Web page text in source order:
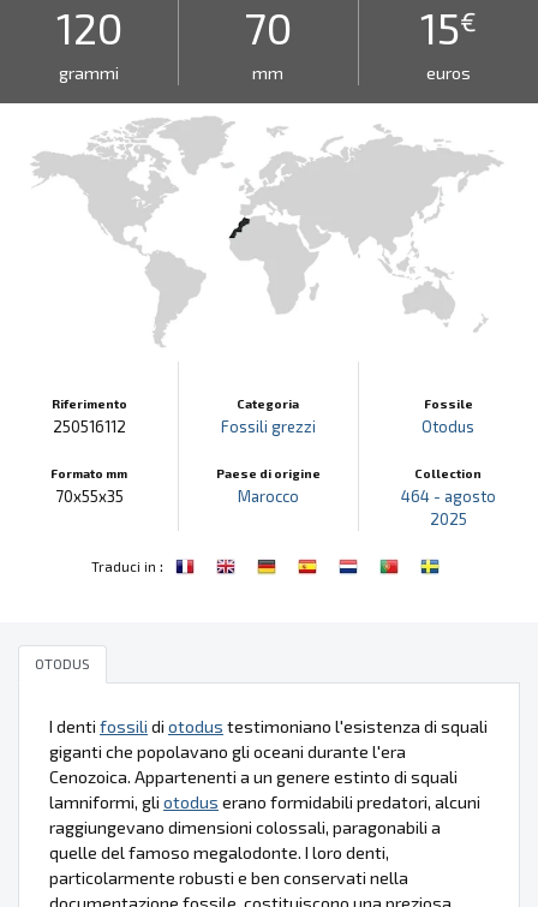
120
grammi
70
mm
15€
euros
Riferimento
250516112
Formato mm
70x55x35
Categoria
Fossili grezzi
Paese di origine
Marocco
Fossile
Otodus
Collection
464 - agosto
2025
Traduci in :
OTODUS
I denti fossili di otodus testimoniano l'esistenza di squali
giganti che popolavano gli oceani durante l'era
Cenozoica. Appartenenti a un genere estinto di squali
lamniformi, gli otodus erano formidabili predatori, alcuni
raggiungevano dimensioni colossali, paragonabili a
quelle del famoso megalodonte. I loro denti,
particolarmente robusti e ben conservati nella
documentazione fossile, costituiscono una preziosa